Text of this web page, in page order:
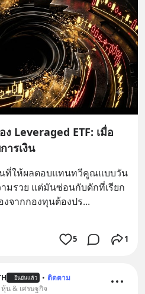
Leveraged ETF: เมื่อ
ารเงิน
นที่ให้ผลตอบแทนทวีคูณแบบวัน
มรวย แต่มันซ่อนกับดักที่เรียก
งจากกองทุนต้องปร...
5 1
ยืนยันแล้ว • ติดตาม
น & เศรษฐกิจ